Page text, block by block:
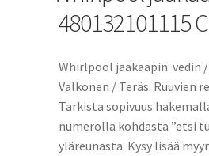
480132101115
Whirlpool jääkaapin vedin /
Valkonen / Teräs. Ruuvien
Tarkista sopivuus
numerolla kohdasta ”etsi
yläreunasta. Kysy lisää